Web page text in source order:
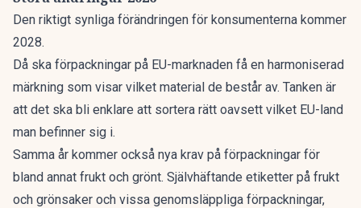
Den riktigt synliga förändringen för konsumenterna kommer
2028.
Då ska förpackningar på EU-marknaden få en harmoniserad
märkning som visar vilket material de består av. Tanken är
att det ska bli enklare att sortera rätt oavsett vilket EU-land
man befinner sig i.
Samma år kommer också nya krav på förpackningar för
bland annat frukt och grönt. Självhäftande etiketter på frukt
och grönsaker och vissa genomsläppliga förpackningar,